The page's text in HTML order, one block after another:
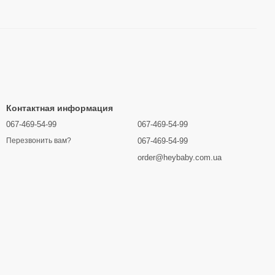
Контактная информация
067-469-54-99
Перезвонить вам?
067-469-54-99
067-469-54-99
order@heybaby.com.ua